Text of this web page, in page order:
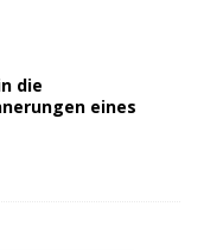
die
eines